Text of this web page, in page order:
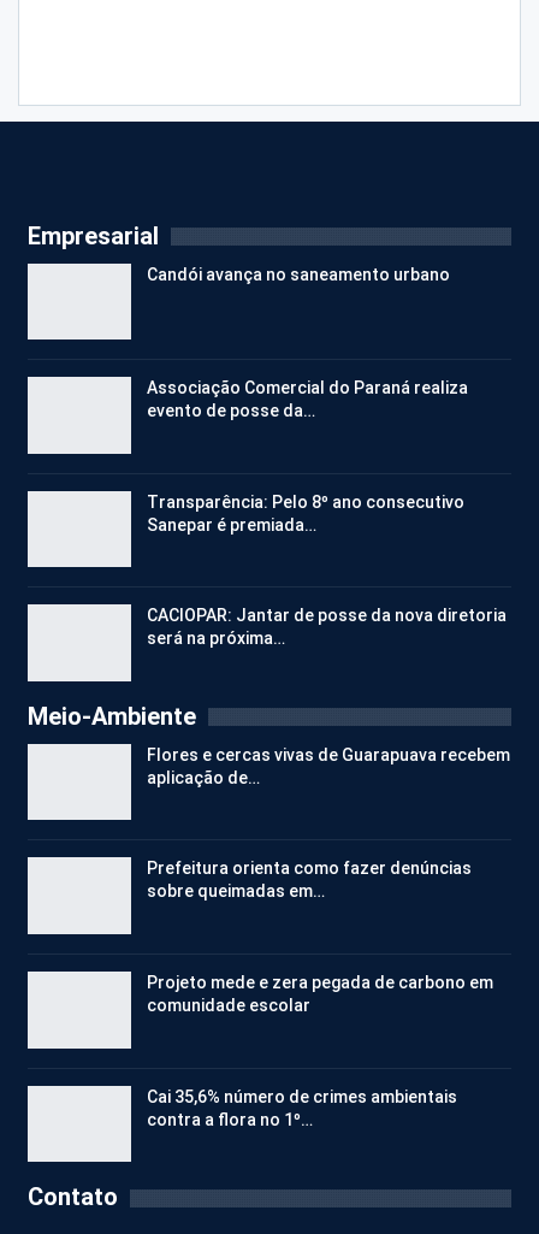
Empresarial
Candói avança no saneamento urbano
Associação Comercial do Paraná realiza
evento de posse da…
Transparência: Pelo 8º ano consecutivo
Sanepar é premiada…
CACIOPAR: Jantar de posse da nova diretoria
será na próxima…
Meio-Ambiente
Flores e cercas vivas de Guarapuava recebem
aplicação de…
Prefeitura orienta como fazer denúncias
sobre queimadas em…
Projeto mede e zera pegada de carbono em
comunidade escolar
Cai 35,6% número de crimes ambientais
contra a flora no 1º…
Contato